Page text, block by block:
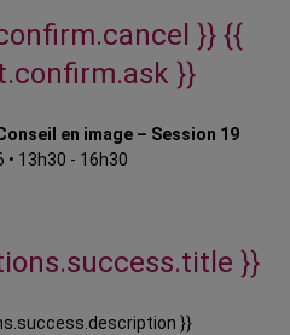
}} {{
}}
en image – Session 19
• 13h30 - 16h30
}}
}}